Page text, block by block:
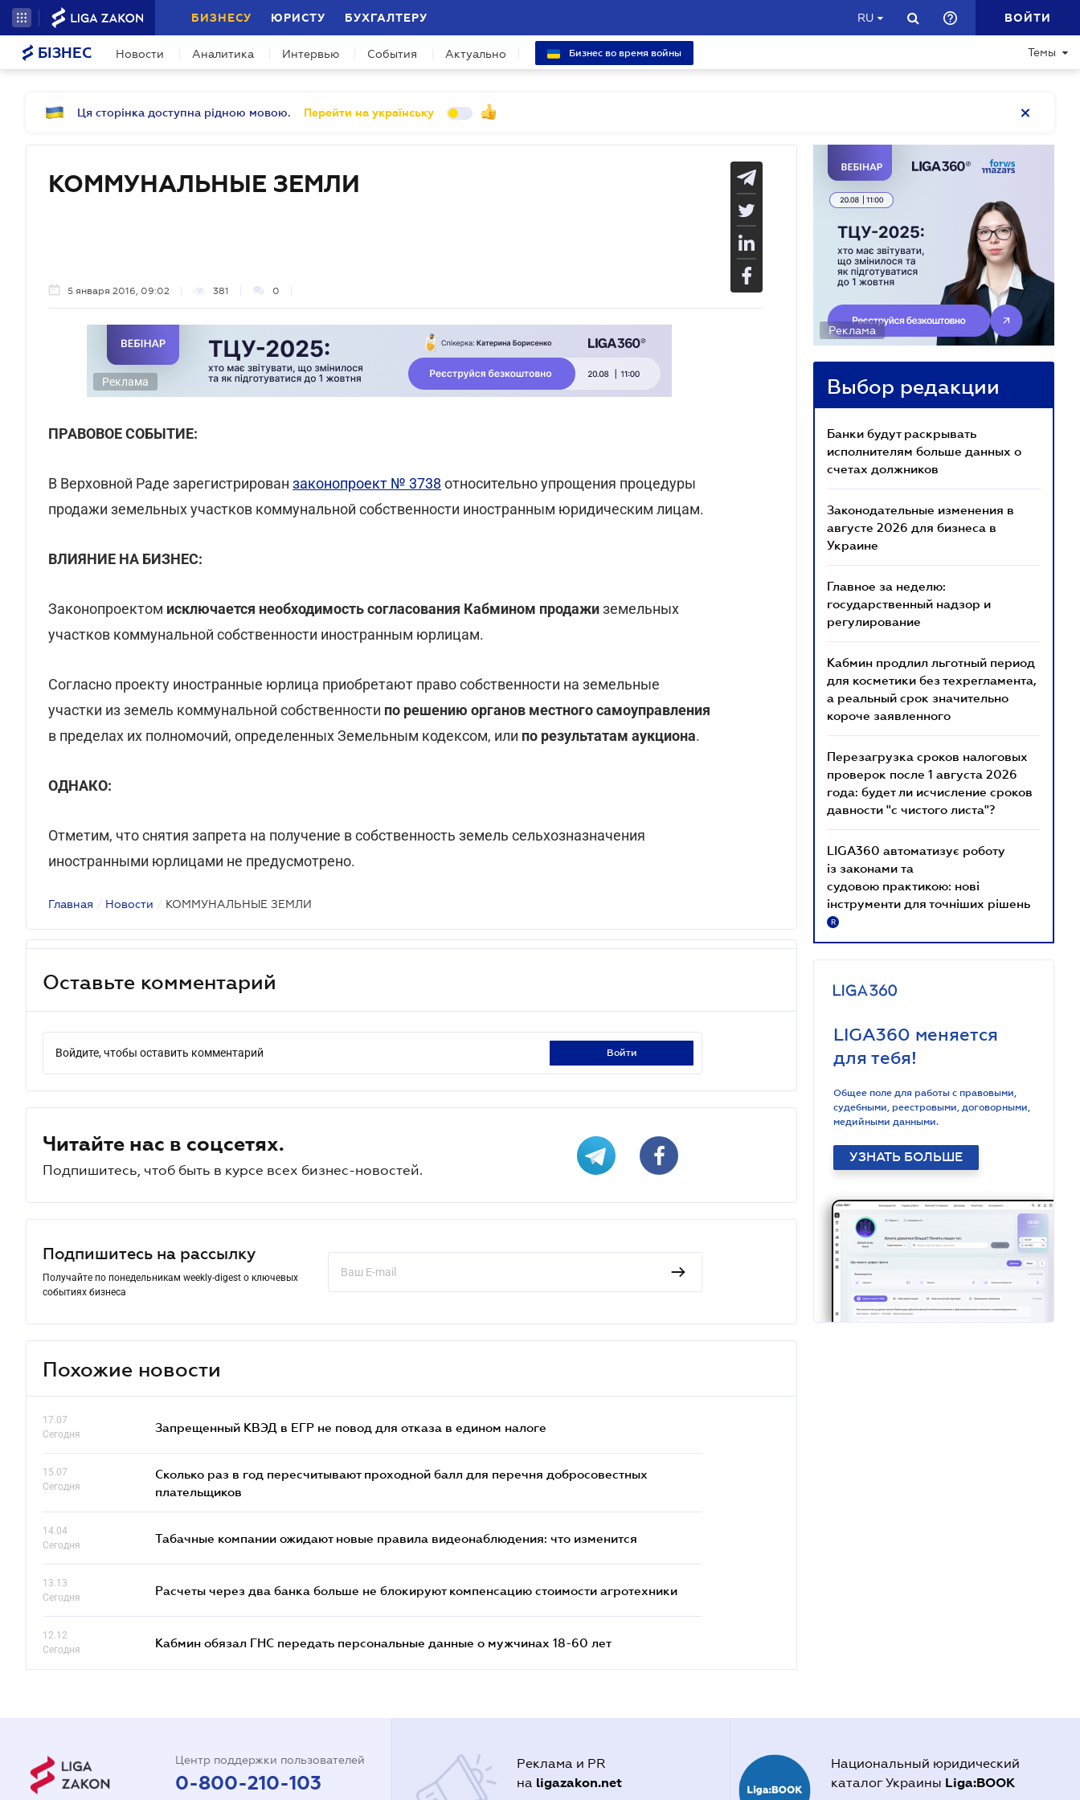
БИЗНЕСУ ЮРИСТУ БУХГАЛТЕРУ RU ВОЙТИ
БІЗНЕС Новости Аналитика Интервью События Актуально Бизнес во время войны Темы
Ця сторінка доступна рідною мовою. Перейти на українську
КОММУНАЛЬНЫЕ ЗЕМЛИ
5 января 2016, 09:02 381 0
Реклама
ПРАВОВОЕ СОБЫТИЕ:
В Верховной Раде зарегистрирован законопроект № 3738 относительно упрощения процедуры
продажи земельных участков коммунальной собственности иностранным юридическим лицам.
ВЛИЯНИЕ НА БИЗНЕС:
Законопроектом исключается необходимость согласования Кабмином продажиземельных
участков коммунальной собственности иностранным юрлицам.
Согласно проекту иностранные юрлица приобретают право собственности на земельные
участки из земель коммунальной собственности по решению органов местного самоуправления
в пределах их полномочий, определенных Земельным кодексом, или по результатам аукциона.
ОДНАКО:
Отметим, что снятия запрета на получение в собственность земель сельхозназначения
иностранными юрлицами не предусмотрено.
Главная / Новости / КОММУНАЛЬНЫЕ ЗЕМЛИ
Оставьте комментарий
Войдите, чтобы оставить комментарий войти
Читайте нас в соцсетях.
Подпишитесь, чтоб быть в курсе всех бизнес-новостей.
Подпишитесь на рассылку
Получайте по понедельникам weekly-digest о ключевых
событиях бизнеса
Похожие новости
17.07
Сегодня
Запрещенный КВЭД в ЕГР не повод для отказа в едином налоге
15.07
Сегодня
Сколько раз в год пересчитывают проходной балл для перечня добросовестных
плательщиков
14.04
Сегодня
Табачные компании ожидают новые правила видеонаблюдения: что изменится
13.13
Сегодня
Расчеты через два банка больше не блокируют компенсацию стоимости агротехники
12.12
Сегодня
Кабмин обязал ГНС передать персональные данные о мужчинах 18-60 лет
Реклама
Выбор редакции
Банки будут раскрывать
исполнителям больше данных о
счетах должников
Законодательные изменения в
августе 2026 для бизнеса в
Украине
Главное за неделю:
государственный надзор и
регулирование
Кабмин продлил льготный период
для косметики без техрегламента,
а реальный срок значительно
короче заявленного
Перезагрузка сроков налоговых
проверок после 1 августа 2026
года: будет ли исчисление сроков
давности "с чистого листа"?
LIGA360 автоматизує роботу
із законами та
судовою практикою: нові
інструменти для точніших рішень
R
LIGA360 меняется
для тебя!
Общее поле для работы с правовыми,
судебными, реестровыми, договорными,
медийными данными.
УЗНАТЬ БОЛЬШЕ
Центр поддержки пользователей
0-800-210-103
Реклама и PR
на ligazakon.net
Национальный юридический
каталог Украины Liga:BOOK